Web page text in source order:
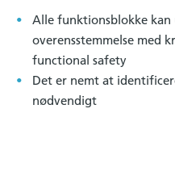
Alle funktionsblokke kan
overensstemmelse med
functional safety
Det er nemt at
nødvendigt